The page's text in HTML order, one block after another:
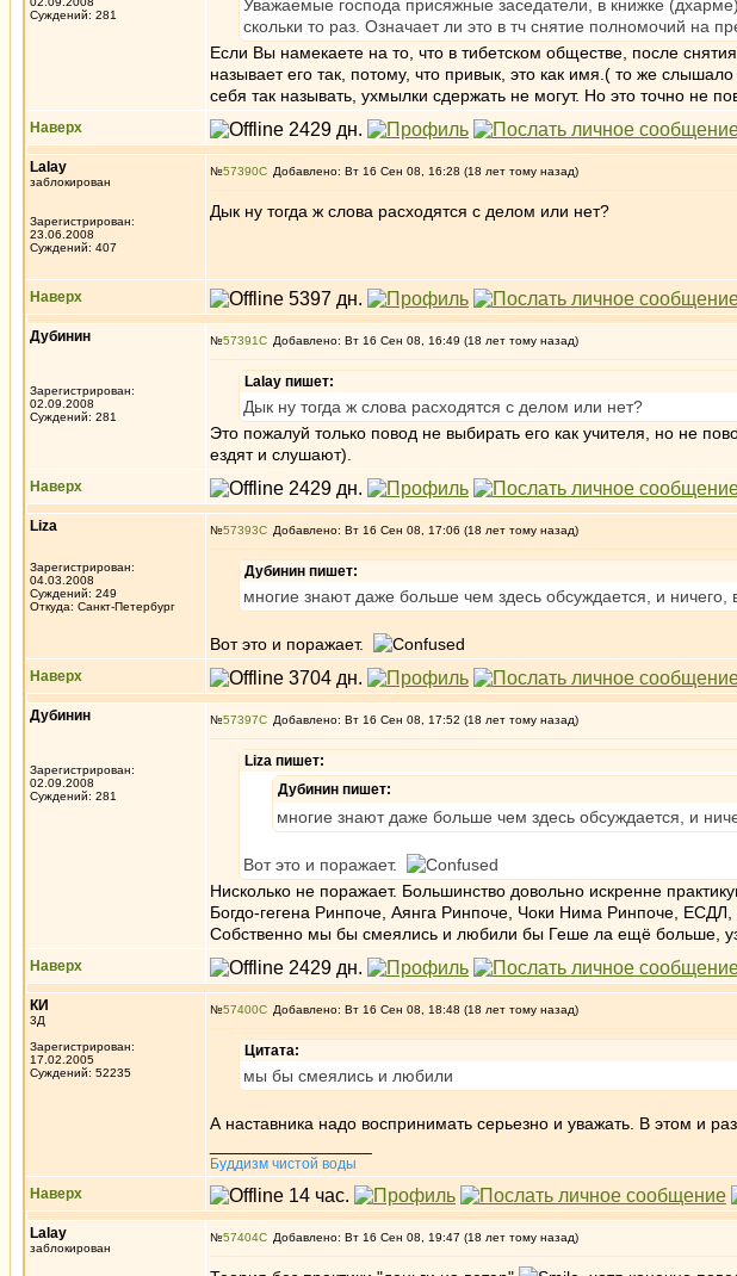
Суждений: 281
Уважаемые господа присяжные заседатели, в книжке
скольки то раз. Означает ли это в тч снятие полномочий на
Если Вы намекаете на то, что в тибетском обществе, после
называет его так, потому, что привык, это как имя.( то же
себя так называть, ухмылки сдержать не могут. Но это точно не
Наверх
Lalay
заблокирован
Зарегистрирован:
23.06.2008
Суждений: 407
№57390 Добавлено: Вт 16 Сен 08, 16:28 (18 лет тому назад)
Дык ну тогда ж слова расходятся с делом или нет?
Наверх
Дубинин
Зарегистрирован:
02.09.2008
Суждений: 281
№57391 Добавлено: Вт 16 Сен 08, 16:49 (18 лет тому назад)
Lalay пишет:
Дык ну тогда ж слова расходятся с делом или нет?
Это пожалуй только повод не выбирать его как учителя, но не
ездят и слушают).
Наверх
Liza
Зарегистрирован:
04.03.2008
Суждений: 249
Откуда: Санкт-Петербург
№57393 Добавлено: Вт 16 Сен 08, 17:06 (18 лет тому назад)
Дубинин пишет:
многие знают даже больше чем здесь обсуждается, и ничего,
Вот это и поражает.
Наверх
Дубинин
Зарегистрирован:
02.09.2008
Суждений: 281
№57397 Добавлено: Вт 16 Сен 08, 17:52 (18 лет тому назад)
Liza пишет:
Дубинин пишет:
многие знают даже больше чем здесь обсуждается, и
Вот это и поражает.
Нисколько не поражает. Большинство довольно искренне
Богдо-гегена Ринпоче, Аянга Ринпоче, Чоки Нима Ринпоче,
Собственно мы бы смеялись и любили бы Геше ла ещё больше,
Наверх
КИ
3Д
Зарегистрирован:
17.02.2005
Суждений: 52235
№57400 Добавлено: Вт 16 Сен 08, 18:48 (18 лет тому назад)
Цитата:
мы бы смеялись и любили
А наставника надо воспринимать серьезно и уважать. В этом и
Буддизм чистой воды
Наверх
Lalay
заблокирован
№57404 Добавлено: Вт 16 Сен 08, 19:47 (18 лет тому назад)